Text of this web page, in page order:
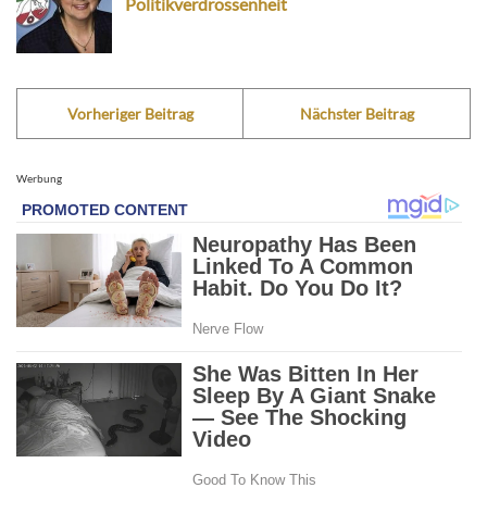
Politikverdrossenheit
Vorheriger Beitrag Nächster Beitrag
Werbung